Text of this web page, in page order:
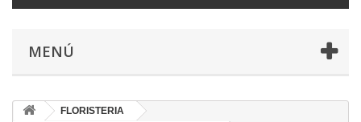
MENÚ
FLORISTERIA